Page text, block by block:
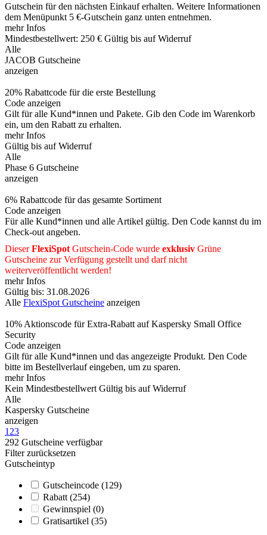
Gutschein für den nächsten Einkauf erhalten. Weitere Informationen
dem Menüpunkt 5 €-Gutschein ganz unten entnehmen.
mehr Infos
Mindestbestellwert: 250 € Gültig bis auf Widerruf
Alle
JACOB Gutscheine
anzeigen
20% Rabattcode für die erste Bestellung
Code anzeigen
Gilt für alle Kund*innen und Pakete. Gib den Code im Warenkorb
ein, um den Rabatt zu erhalten.
mehr Infos
Gültig bis auf Widerruf
Alle
Phase 6 Gutscheine
anzeigen
6% Rabattcode für das gesamte Sortiment
Code anzeigen
Für alle Kund*innen und alle Artikel gültig. Den Code kannst du im
Check-out angeben.
DieserFlexiSpot Gutschein-Code wurde exklusiv Grüne
Gutscheine zur Verfügung gestellt und darf nicht
weiterveröffentlicht werden!
mehr Infos
Gültig bis: 31.08.2026
Alle FlexiSpot Gutscheine anzeigen
10% Aktionscode für Extra-Rabatt auf Kaspersky Small Office
Security
Code anzeigen
Gilt für alle Kund*innen und das angezeigte Produkt. Den Code
bitte im Bestellverlauf eingeben, um zu sparen.
mehr Infos
Kein Mindestbestellwert Gültig bis auf Widerruf
Alle
Kaspersky Gutscheine
anzeigen
1 23
292 Gutscheine verfügbar
Filter zurücksetzen
Gutscheintyp
Gutscheincode (129)
Rabatt (254)
Gewinnspiel (0)
Gratisartikel (35)